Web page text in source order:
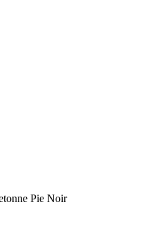
Pie Noir